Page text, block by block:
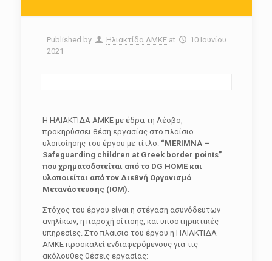
Published by Ηλιακτίδα ΑΜΚΕ at
10 Ιουνίου
2021
Η ΗΛΙΑΚΤΙΔΑ ΑΜΚΕ με έδρα τη Λέσβο,
προκηρύσσει θέση εργασίας στο πλαίσιο
υλοποίησης του έργου με τίτλο: “ΜΕRΙΜΝΑ –
Safeguarding children at Greek border points”
που χρηματοδοτείται από τo DG HOMEκαι
υλοποιείται από τον Διεθνή Οργανισμό
Μετανάστευσης (IOM).
Στόχος του έργου είναι η στέγαση ασυνόδευτων
ανηλίκων, η παροχή σίτισης, και υποστηρικτικές
υπηρεσίες. Στο πλαίσιο του έργου η ΗΛΙΑΚΤΙΔΑ
ΑΜΚΕ προσκαλεί ενδιαφερόμενους για τις
ακόλουθες θέσεις εργασίας: